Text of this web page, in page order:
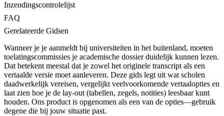
Inzendingscontrolelijst
FAQ
Gerelateerde Gidsen
Wanneer je je aanmeldt bij universiteiten in het buitenland, moeten
toelatingscommissies je academische dossier duidelijk kunnen lezen.
Dat betekent meestal dat je zowel het originele transcript als een
vertaalde versie moet aanleveren. Deze gids legt uit wat scholen
daadwerkelijk vereisen, vergelijkt veelvoorkomende vertaalopties en
laat zien hoe je de lay-out (tabellen, zegels, notities) leesbaar kunt
houden. Ons product is opgenomen als een van de opties—gebruik
degene die bij jouw situatie past.